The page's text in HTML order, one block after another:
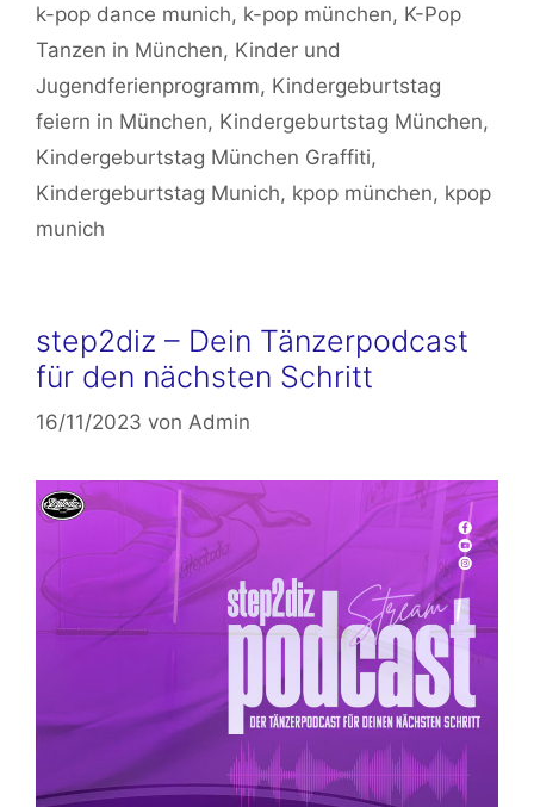
k-pop dance munich, k-pop münchen, K-Pop
Tanzen in München, Kinder und
Jugendferienprogramm, Kindergeburtstag
feiern in München, Kindergeburtstag München,
Kindergeburtstag München Graffiti,
Kindergeburtstag Munich, kpop münchen, kpop
munich
step2diz – Dein Tänzerpodcast
für den nächsten Schritt
16/11/2023 von Admin